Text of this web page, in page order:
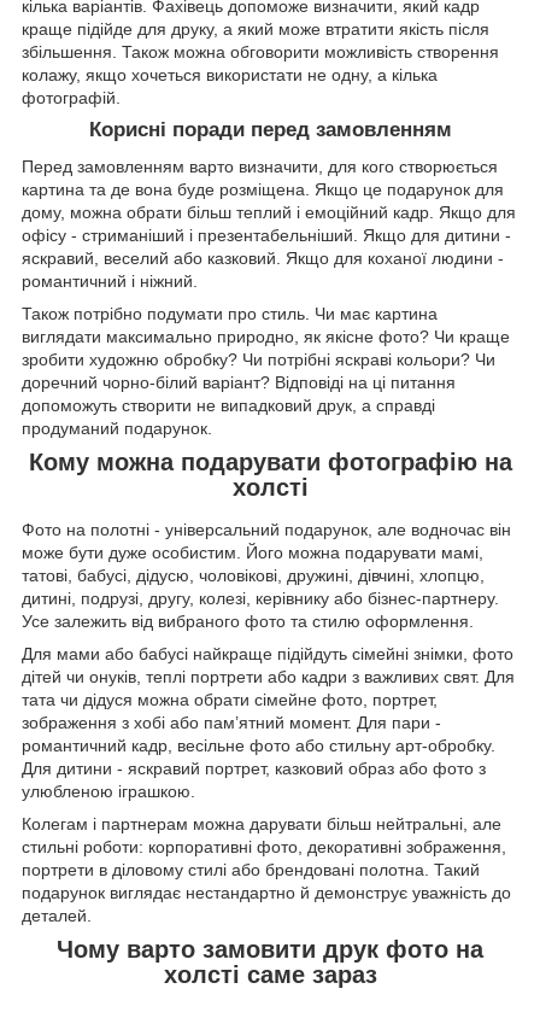
кілька варіантів. Фахівець допоможе визначити, який кадр
краще підійде для друку, а який може втратити якість після
збільшення. Також можна обговорити можливість створення
колажу, якщо хочеться використати не одну, а кілька
фотографій.
Корисні поради перед замовленням
Перед замовленням варто визначити, для кого створюється
картина та де вона буде розміщена. Якщо це подарунок для
дому, можна обрати більш теплий і емоційний кадр. Якщо для
офісу - стриманіший і презентабельніший. Якщо для дитини -
яскравий, веселий або казковий. Якщо для коханої людини -
романтичний і ніжний.
Також потрібно подумати про стиль. Чи має картина
виглядати максимально природно, як якісне фото? Чи краще
зробити художню обробку? Чи потрібні яскраві кольори? Чи
доречний чорно-білий варіант? Відповіді на ці питання
допоможуть створити не випадковий друк, а справді
продуманий подарунок.
Кому можна подарувати фотографію на
холсті
Фото на полотні - універсальний подарунок, але водночас він
може бути дуже особистим. Його можна подарувати мамі,
татові, бабусі, дідусю, чоловікові, дружині, дівчині, хлопцю,
дитині, подрузі, другу, колезі, керівнику або бізнес-партнеру.
Усе залежить від вибраного фото та стилю оформлення.
Для мами або бабусі найкраще підійдуть сімейні знімки, фото
дітей чи онуків, теплі портрети або кадри з важливих свят. Для
тата чи дідуся можна обрати сімейне фото, портрет,
зображення з хобі або пам’ятний момент. Для пари -
романтичний кадр, весільне фото або стильну арт-обробку.
Для дитини - яскравий портрет, казковий образ або фото з
улюбленою іграшкою.
Колегам і партнерам можна дарувати більш нейтральні, але
стильні роботи: корпоративні фото, декоративні зображення,
портрети в діловому стилі або брендовані полотна. Такий
подарунок виглядає нестандартно й демонструє уважність до
деталей.
Чому варто замовити друк фото на
холсті саме зараз